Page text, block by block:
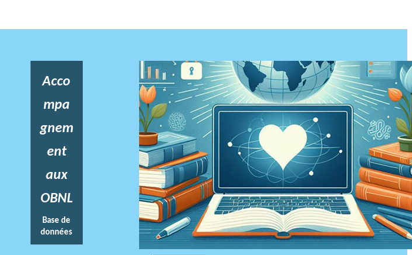
Acco
mpa
gnem
ent
aux
OBNL
Base de
données